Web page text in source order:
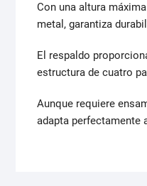
Con una altura
metal, garantiza
El respaldo
estructura de cuatro
Aunque requiere
adapta perfectamente